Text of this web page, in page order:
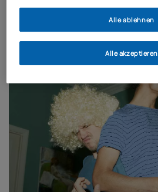
Alle ablehnen
Alle akzeptieren